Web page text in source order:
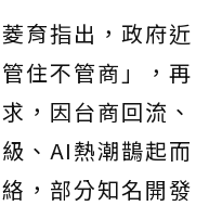
育指出，政府近
住不管商」，再
，因台商回流、
、AI熱潮鵲起而
，部分知名開發